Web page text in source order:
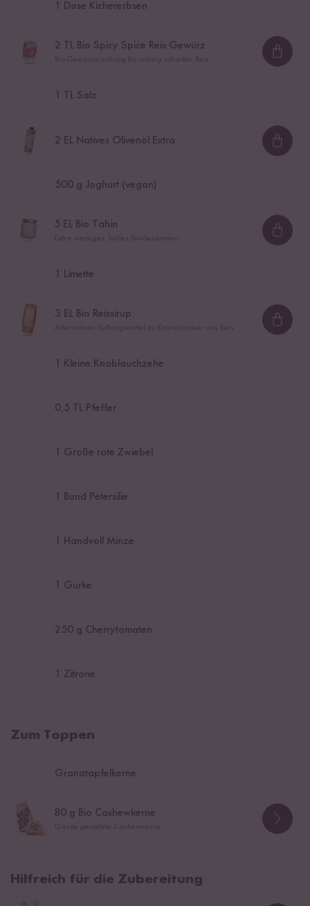
Dose Kichererbsen
2 TL Bio Spicy Spice Reis Gewürz
TL Salz
2 EL Natives Olivenöl Extra
500 g Joghurt (vegan)
5 EL Bio Tahin
Limette
3 EL Bio Reissirup
Kleine Knoblauchzehe
0,5 TL Pfeffer
Große rote Zwiebel
Bund Petersilie
Handvoll Minze
Gurke
250 g Cherrytomaten
Zitrone
Zum Toppen
Granatapfelkerne
80 g Bio Cashewkerne
Hilfreich für die Zubereitung